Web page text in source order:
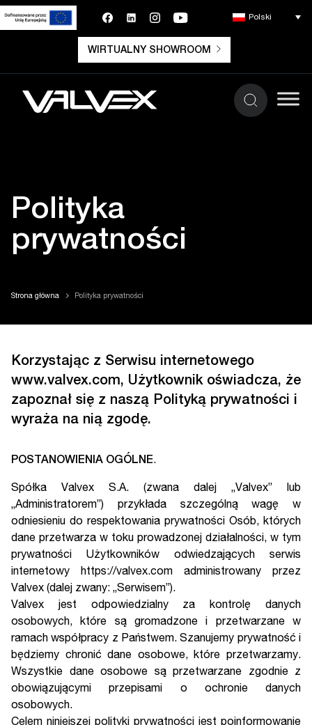
WIRTUALNY SHOWROOM
Polski
Polityka
prywatności
Strona główna Polityka prywatności
Korzystając z Serwisu internetowego
www.valvex.com, Użytkownik oświadcza, że
zapoznał się z naszą Polityką prywatności i
wyraża na nią zgodę.
POSTANOWIENIA OGÓLNE.
Spółka Valvex S.A. (zwana dalej „Valvex” lub
„Administratorem”) przykłada szczególną wagę w
odniesieniu do respektowania prywatności Osób, których
dane przetwarza w toku prowadzonej działalności, w tym
prywatności Użytkowników odwiedzających serwis
internetowy https://valvex.com administrowany przez
Valvex (dalej zwany: „Serwisem”).
Valvex jest odpowiedzialny za kontrolę danych
osobowych, które są gromadzone i przetwarzane w
ramach współpracy z Państwem. Szanujemy prywatność i
będziemy chronić dane osobowe, które przetwarzamy.
Wszystkie dane osobowe są przetwarzane zgodnie z
obowiązującymi przepisami o ochronie danych
osobowych.